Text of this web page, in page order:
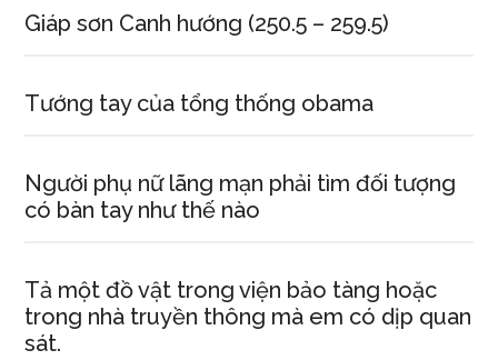
Giáp sơn Canh hướng (250.5 – 259.5)
Tướng tay của tổng thống obama
Người phụ nữ lãng mạn phải tìm đối tượng
có bàn tay như thế nào
Tả một đồ vật trong viện bảo tàng hoặc
trong nhà truyền thông mà em có dịp quan
sát.